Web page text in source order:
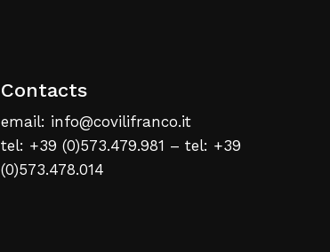
Contacts
email: info@covilifranco.it
tel: +39 (0)573.479.981 – tel: +39
(0)573.478.014